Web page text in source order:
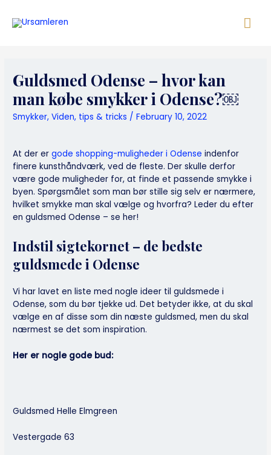
content
Guldsmed Odense – hvor kan
man købe smykker i Odense?￼
Smykker,Viden, tips & tricks /February 10, 2022
At der ergode shopping-muligheder i Odense indenfor
finere kunsthåndværk, ved de fleste. Der skulle derfor
være gode muligheder for, at finde et passende smykke i
byen. Spørgsmålet som man bør stille sig selv er nærmere,
hvilket smykke man skal vælge og hvorfra? Leder du efter
en guldsmed Odense – se her!
Indstil sigtekornet – de bedste
guldsmede i Odense
Vi har lavet en liste med nogle ideer til guldsmede i
Odense, som du bør tjekke ud. Det betyder ikke, at du skal
vælge en af disse som din næste guldsmed, men du skal
nærmest se det som inspiration.
Her er nogle gode bud:
Guldsmed Helle Elmgreen
Vestergade 63